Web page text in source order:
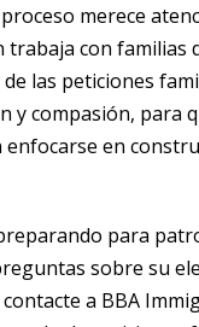
merece
trabaja con familias
las peticiones
y compasión, para
en
para
sobre su
a BBA